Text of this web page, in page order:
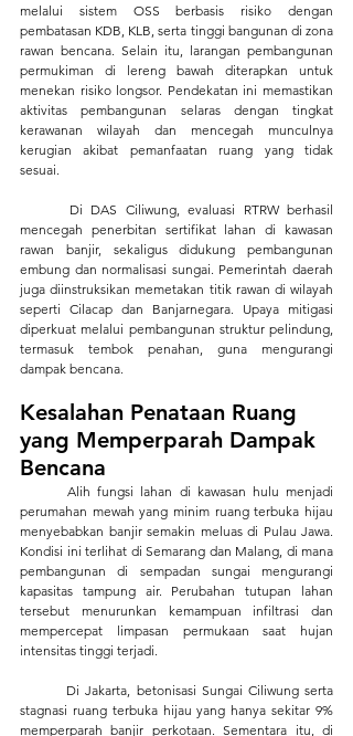
melalui sistem OSS berbasis risiko dengan
pembatasan KDB, KLB, serta tinggi bangunan di zona
rawan bencana. Selain itu, larangan pembangunan
permukiman di lereng bawah diterapkan untuk
menekan risiko longsor. Pendekatan ini memastikan
aktivitas pembangunan selaras dengan tingkat
kerawanan wilayah dan mencegah munculnya
kerugian akibat pemanfaatan ruang yang tidak
sesuai.
mencegah penerbitan sertifikat lahan di kawasan
rawan banjir, sekaligus didukung pembangunan
embung dan normalisasi sungai. Pemerintah daerah
juga diinstruksikan memetakan titik rawan di wilayah
seperti Cilacap dan Banjarnegara. Upaya mitigasi
diperkuat melalui pembangunan struktur pelindung,
termasuk tembok penahan, guna mengurangi
dampak bencana.
Kesalahan Penataan Ruang
yang Memperparah Dampak
Bencana
	Alih fungsi lahan di kawasan hulu menjadi
perumahan mewah yang minim ruang terbuka hijau
menyebabkan banjir semakin meluas di Pulau Jawa.
Kondisi ini terlihat di Semarang dan Malang, di mana
pembangunan di sempadan sungai mengurangi
kapasitas tampung air. Perubahan tutupan lahan
tersebut menurunkan kemampuan infiltrasi dan
mempercepat limpasan permukaan saat hujan
intensitas tinggi terjadi.
stagnasi ruang terbuka hijau yang hanya sekitar 9%
memperparah banjir perkotaan. Sementara itu, di